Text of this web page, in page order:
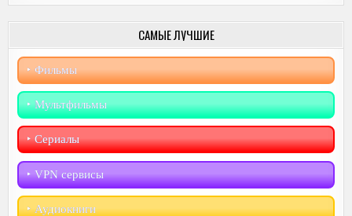
САМЫЕ ЛУЧШИЕ
‣︎ Фильмы
‣︎ Мультфильмы
‣︎ Сериалы
‣︎ VPN сервисы
‣︎ Аудиокниги